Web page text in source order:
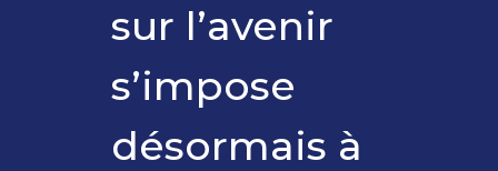
sur l’avenir
s’impose
désormais à